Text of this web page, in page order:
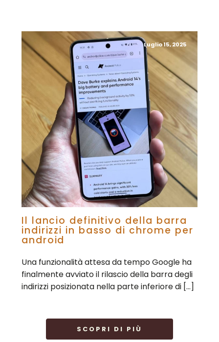
Luglio 15, 2025
Il lancio definitivo della barra
indirizzi in basso di chrome per
android
Una funzionalità attesa da tempo Google ha
finalmente avviato il rilascio della barra degli
indirizzi posizionata nella parte inferiore di […]
SCOPRI DI PIÙ